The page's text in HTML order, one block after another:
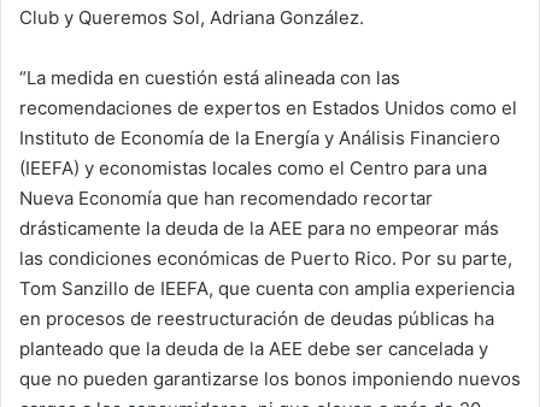
Club y Queremos Sol, Adriana González.
“La medida en cuestión está alineada con las
recomendaciones de expertos en Estados Unidos como el
Instituto de Economía de la Energía y Análisis Financiero
(IEEFA) y economistas locales como el Centro para una
Nueva Economía que han recomendado recortar
drásticamente la deuda de la AEE para no empeorar más
las condiciones económicas de Puerto Rico. Por su parte,
Tom Sanzillo de IEEFA, que cuenta con amplia experiencia
en procesos de reestructuración de deudas públicas ha
planteado que la deuda de la AEE debe ser cancelada y
que no pueden garantizarse los bonos imponiendo nuevos